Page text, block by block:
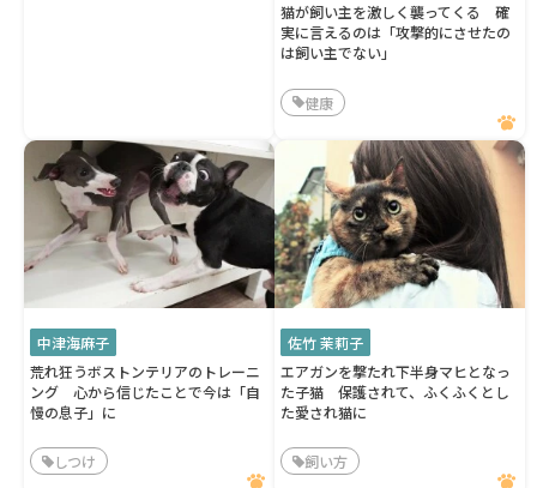
猫が飼い主を激しく襲ってくる 確
実に言えるのは「攻撃的にさせたの
は飼い主でない」
健康
中津海麻子
荒れ狂うボストンテリアのトレーニ
ング 心から信じたことで今は「自
慢の息子」に
しつけ
佐竹 茉莉子
エアガンを撃たれ下半身マヒとなっ
た子猫 保護されて、ふくふくとし
た愛され猫に
飼い方